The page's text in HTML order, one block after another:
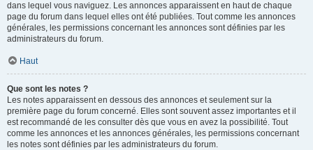
dans lequel vous naviguez. Les annonces apparaissent en haut de chaque
page du forum dans lequel elles ont été publiées. Tout comme les annonces
générales, les permissions concernant les annonces sont définies par les
administrateurs du forum.
Haut
Que sont les notes ?
Les notes apparaissent en dessous des annonces et seulement sur la
première page du forum concerné. Elles sont souvent assez importantes et il
est recommandé de les consulter dès que vous en avez la possibilité. Tout
comme les annonces et les annonces générales, les permissions concernant
les notes sont définies par les administrateurs du forum.